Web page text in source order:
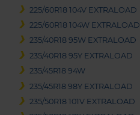
225/60R18 104V EXTRALOAD
225/60R18 104W EXTRALOAD
235/40R18 95W EXTRALOAD
235/40R18 95Y EXTRALOAD
235/45R18 94W
235/45R18 98Y EXTRALOAD
235/50R18 101V EXTRALOAD